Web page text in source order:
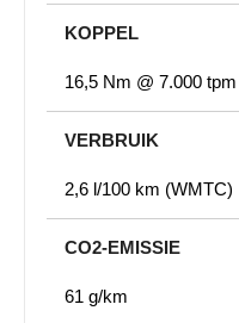
KOPPEL
16,5 Nm @ 7.000 tpm
VERBRUIK
2,6 l/100 km (WMTC)
CO2-EMISSIE
61 g/km